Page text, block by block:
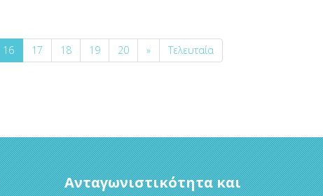
16 17 18 19 20 » Τελευταία
Ανταγωνιστικότητα και